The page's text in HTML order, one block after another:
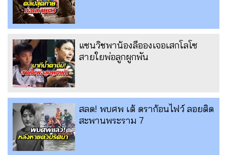
แซนวิชพาน้องลีอองเจอเสกโลโซ
สายใยพ่อลูกผูกพัน
สลด! พบศพ เต้ ดราก้อนไฟว์ ลอยติด
สะพานพระราม 7